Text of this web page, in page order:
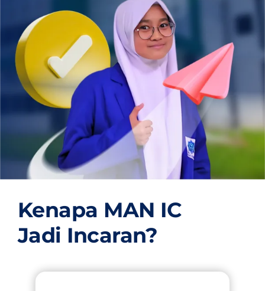
OUR PROGRAM
REGISTRATION
CONTACT US
Kenapa MAN IC
Jadi Incaran?